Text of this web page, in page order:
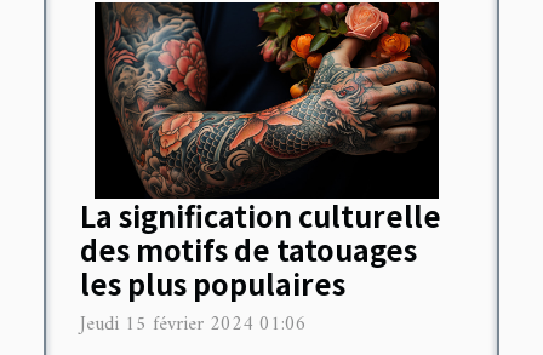
La signification culturelle
des motifs de tatouages
les plus populaires
Jeudi 15 février 2024 01:06